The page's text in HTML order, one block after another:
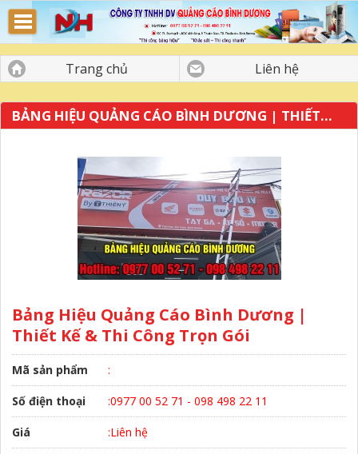
Bảng Hiệu Quảng Cáo Bình Dương
Trang chủ Liên hệ
BẢNG HIỆU QUẢNG CÁO BÌNH DƯƠNG | THIẾT...
Bảng Hiệu Quảng Cáo Bình Dương |
Thiết Kế & Thi Công Trọn Gói
Mã sản phẩm :
Số điện thoại :0977 00 52 71 - 098 498 22 11
Giá :Liên hệ